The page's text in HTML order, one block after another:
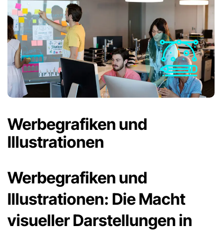
Werbegrafiken und
Illustrationen
Werbegrafiken und
Illustrationen: Die Macht
visueller Darstellungen in